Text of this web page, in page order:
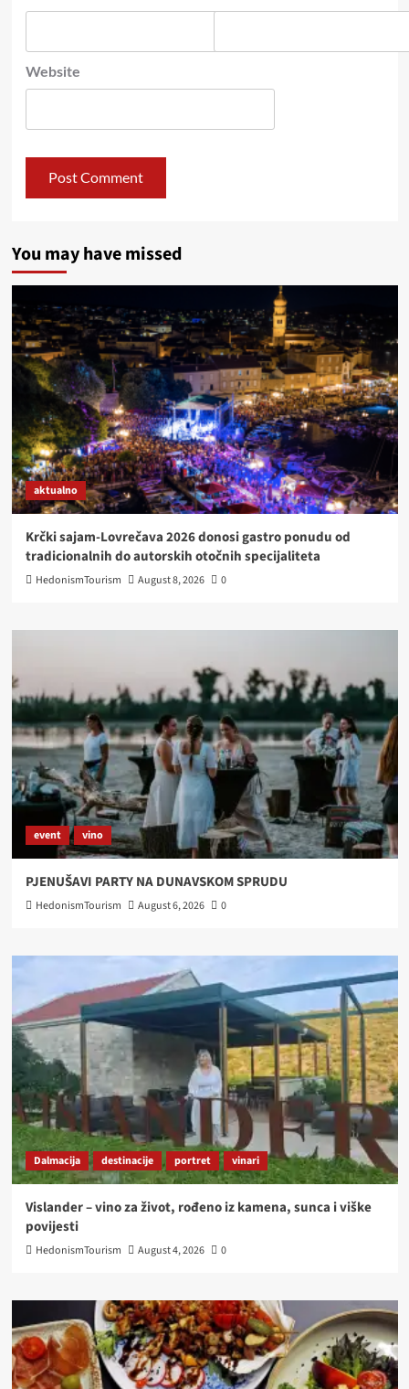
Website
You may have missed
aktualno
Krčki sajam-Lovrečava 2026 donosi gastro ponudu od
tradicionalnih do autorskih otočnih specijaliteta
HedonismTourism August 8, 2026 0
event vino
PJENUŠAVI PARTY NA DUNAVSKOM SPRUDU
HedonismTourism August 6, 2026 0
Dalmacija destinacije portret vinari
Vislander – vino za život, rođeno iz kamena, sunca i viške
povijesti
HedonismTourism August 4, 2026 0